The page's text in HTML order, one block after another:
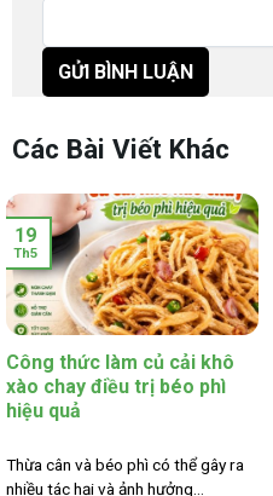
Các Bài Viết Khác
Công thức làm củ cải khô
xào chay điều trị béo phì
hiệu quả
Thừa cân và béo phì có thể gây ra
nhiều tác hại và ảnh hưởng...
19
Th5